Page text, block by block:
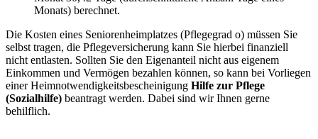
Monats) berechnet.
Die Kosten eines Seniorenheimplatzes (Pflegegrad o) müssen Sie
selbst tragen, die Pflegeversicherung kann Sie hierbei finanziell
nicht entlasten. Sollten Sie den Eigenanteil nicht aus eigenem
Einkommen und Vermögen bezahlen können, so kann bei Vorliegen
einer Heimnotwendigkeitsbescheinigung Hilfe zur Pflege
(Sozialhilfe) beantragt werden. Dabei sind wir Ihnen gerne
behilflich.